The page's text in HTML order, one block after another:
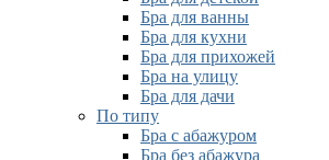
Бра для ванны
Бра для кухни
Бра для прихожей
Бра на улицу
Бра для дачи
По типу
Бра с абажуром
Бра без абажура